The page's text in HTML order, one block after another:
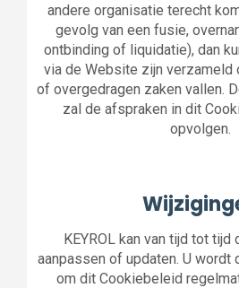
andere organisatie terecht
gevolg van een fusie,
ontbinding of liquidatie), dan
via de Website zijn verzameld
of overgedragen zaken vallen.
zal de afspraken in dit
opvolgen.
KEYROL kan van tijd tot
aanpassen of updaten. U wordt
om dit Cookiebeleid